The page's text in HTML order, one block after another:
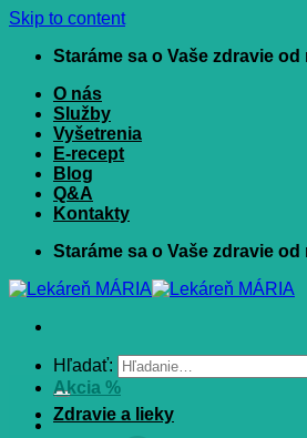
Skip to content
Staráme sa o Vaše zdravie od
O nás
Služby
Vyšetrenia
E-recept
Blog
Q&A
Kontakty
Staráme sa o Vaše zdravie od
Hľadať:
Akcia %
Zdravie a lieky